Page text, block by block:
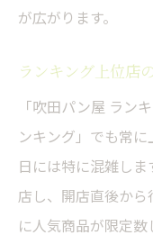
が広がります。
ランキング上位店
「吹田パン屋 ラン
ンキング」でも常
日には特に混雑し
店し、開店直後か
に人気商品が限定